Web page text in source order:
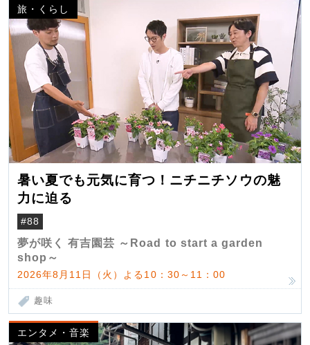
旅・くらし
暑い夏でも元気に育つ！ニチニチソウの魅
力に迫る
#88
夢が咲く 有吉園芸 ～Road to start a garden
shop～
2026年8月11日（火）よる10：30～11：00
趣味
エンタメ・音楽